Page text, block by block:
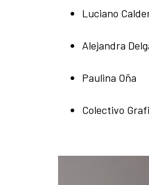
Luciano
Alejandra
Paulina Oña
Colectivo